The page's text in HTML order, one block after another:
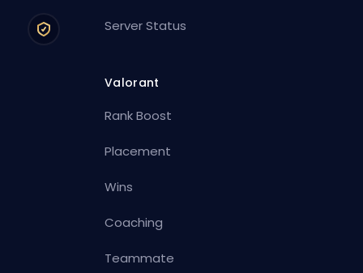
Server Status
Valorant
Rank Boost
Placement
Wins
Coaching
Teammate